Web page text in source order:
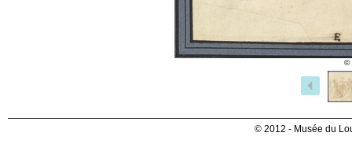
©
© 2012 - Musée du